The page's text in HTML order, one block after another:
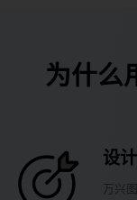
为什么
设
万兴